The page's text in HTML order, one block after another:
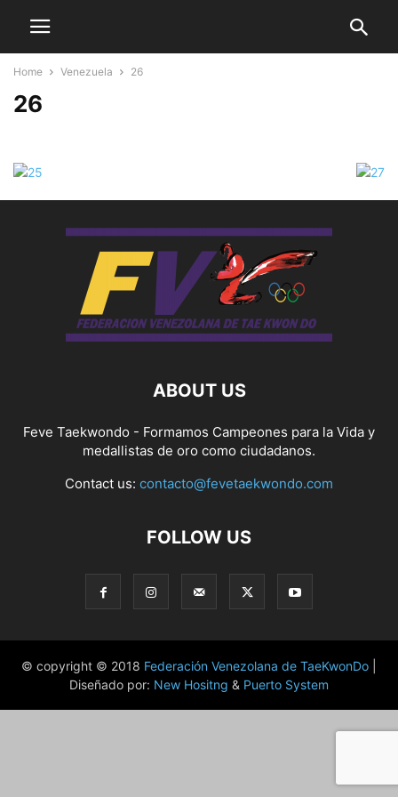
Home Venezuela 26
26
ABOUT US
Feve Taekwondo - Formamos Campeones para la Vida y
medallistas de oro como ciudadanos.
Contact us: contacto@fevetaekwondo.com
FOLLOW US
© copyright © 2018 Federación Venezolana de TaeKwonDo
Diseñado por: New Hositng & Puerto System